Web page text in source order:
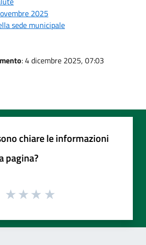
2025
sede municipale
: 4 dicembre 2025, 07:03
chiare le informazioni
pagina?